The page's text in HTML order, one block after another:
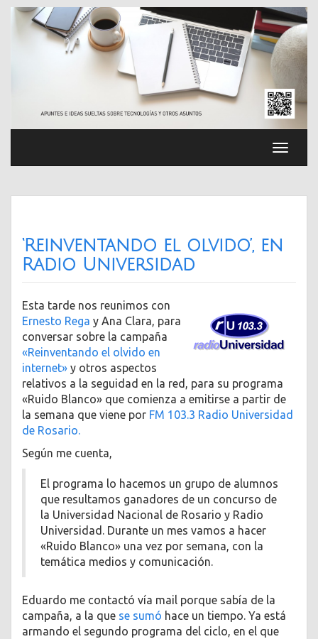
Saltar
contenido
‘Reinventando el olvido’, en
Radio Universidad
Esta tarde nos reunimos con
Ernesto Rega y Ana Clara, para
conversar sobre la campaña
«Reinventando el olvido en
internet» y otros aspectos
relativos a la seguidad en la red, para su programa
«Ruido Blanco» que comienza a emitirse a partir de
la semana que viene por FM 103.3 Radio Universidad
de Rosario.
Según me cuenta,
El programa lo hacemos un grupo de alumnos
que resultamos ganadores de un concurso de
la Universidad Nacional de Rosario y Radio
Universidad. Durante un mes vamos a hacer
«Ruido Blanco» una vez por semana, con la
temática medios y comunicación.
Eduardo me contactó vía mail porque sabía de la
campaña, a la que se sumó hace un tiempo. Ya está
armando el segundo programa del ciclo, en el que